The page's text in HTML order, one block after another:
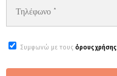
Συμφωνώ με τους όρους χρήσης